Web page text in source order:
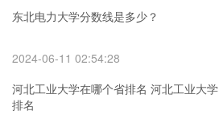
东北电力大学分数线是多少？
2024-06-11 02:54:28
河北工业大学在哪个省排名 河北工业大学
排名